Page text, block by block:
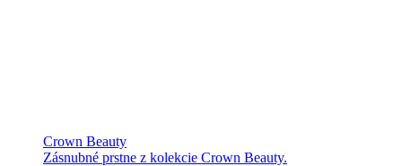
Crown Beauty
Zásnubné prstne z kolekcie Crown Beauty.